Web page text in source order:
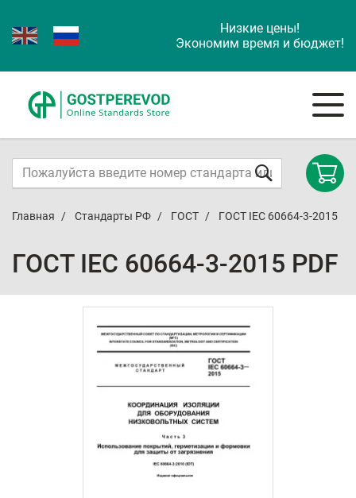
Низкие цены!
Экономим время и бюджет!
Главная Стандарты РФ ГОСТ ГОСТ IEC 60664-3-2015
ГОСТ IEC 60664-3-2015 PDF